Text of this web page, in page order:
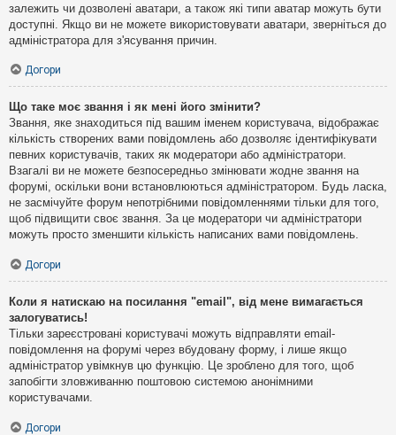
залежить чи дозволені аватари, а також які типи аватар можуть бути
доступні. Якщо ви не можете використовувати аватари, зверніться до
адміністратора для з'ясування причин.
Догори
Що таке моє звання і як мені його змінити?
Звання, яке знаходиться під вашим іменем користувача, відображає
кількість створених вами повідомлень або дозволяє ідентифікувати
певних користувачів, таких як модератори або адміністратори.
Взагалі ви не можете безпосередньо змінювати жодне звання на
форумі, оскільки вони встановлюються адміністратором. Будь ласка,
не засмічуйте форум непотрібними повідомленнями тільки для того,
щоб підвищити своє звання. За це модератори чи адміністратори
можуть просто зменшити кількість написаних вами повідомлень.
Догори
Коли я натискаю на посилання "email", від мене вимагається
залогуватись!
Тільки зареєстровані користувачі можуть відправляти email-
повідомлення на форумі через вбудовану форму, і лише якщо
адміністратор увімкнув цю функцію. Це зроблено для того, щоб
запобігти зловживанню поштовою системою анонімними
користувачами.
Догори